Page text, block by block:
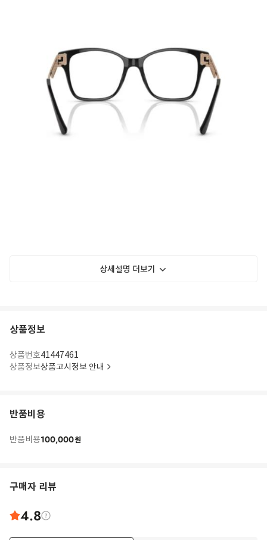
상세설명 더보기
상품정보
상품번호41447461
상품정보상품고시정보 안내
반품비용
반품비용100,000원
구매자 리뷰
4.8